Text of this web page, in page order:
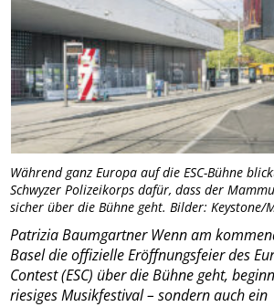
Während ganz Europa auf die ESC-Bühne
Schwyzer Polizeikorps dafür, dass der
sicher über die Bühne geht. Bilder: Keystone/
Patrizia Baumgartner Wenn am
Basel die offizielle Eröffnungsfeier des
Contest (ESC) über die Bühne geht,
riesiges Musikfestival – sondern auch ein